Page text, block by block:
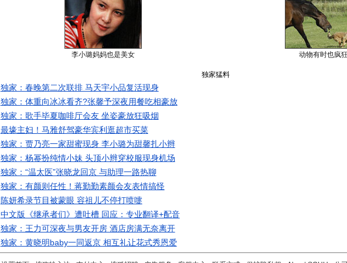
李小璐妈妈也是美女 动物有时也疯
独家猛料
独家：春晚第二次联排 马天宇小品复活现身
独家：体重向冰冰看齐?张馨予深夜用餐吃相豪放
独家：歌手毕夏咖啡厅会友 坐姿豪放狂吸烟
最壕主妇！马雅舒驾豪华宾利逛超市买菜
独家：贾乃亮一家甜蜜现身 李小璐为甜馨扎小辫
独家：杨幂扮纯情小妹 头顶小辫穿校服现身机场
独家：“温太医”张晓龙回京 与助理一路热聊
独家：有颜则任性！蒋勤勤素颜会友表情搞怪
陈妍希录节目被蒙眼 容祖儿不停打喷嚏
中文版《继承者们》遭吐槽 回应：专业翻译+配音
独家：王力可深夜与男友开房 酒店房满无奈离开
独家：黄晓明baby一同返京 相互礼让花式秀恩爱